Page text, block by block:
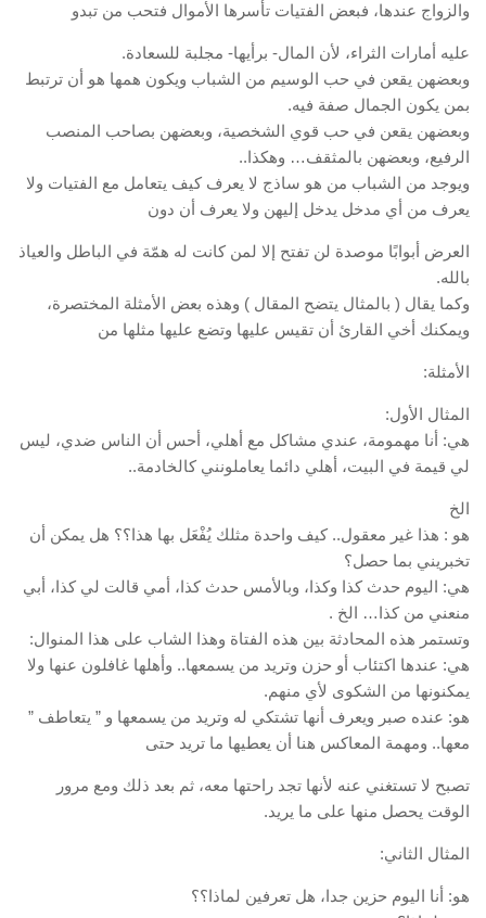
والزواج عندها، فبعض الفتيات تأسرها الأموال فتحب من تبدو
عليه أمارات الثراء، لأن المال- برأيها- مجلبة للسعادة.
وبعضهن يقعن في حب الوسيم من الشباب ويكون همها هو أن ترتبط
بمن يكون الجمال صفة فيه.
وبعضهن يقعن في حب قوي الشخصية، وبعضهن بصاحب المنصب
الرفيع، وبعضهن بالمثقف… وهكذا..
ويوجد من الشباب من هو ساذج لا يعرف كيف يتعامل مع الفتيات ولا
يعرف من أي مدخل يدخل إليهن ولا يعرف أن دون
العرض أبوابًا موصدة لن تفتح إلا لمن كانت له همّة في الباطل والعياذ
بالله.
وكما يقال ( بالمثال يتضح المقال ) وهذه بعض الأمثلة المختصرة،
ويمكنك أخي القارئ أن تقيس عليها وتضع عليها مثلها من
الأمثلة:
المثال الأول:
هي: أنا مهمومة، عندي مشاكل مع أهلي، أحس أن الناس ضدي، ليس
لي قيمة في البيت، أهلي دائما يعاملونني كالخادمة..
الخ
هو : هذا غير معقول.. كيف واحدة مثلك يُفْعَل بها هذا؟؟ هل يمكن أن
تخبريني بما حصل؟
هي: اليوم حدث كذا وكذا، وبالأمس حدث كذا، أمي قالت لي كذا، أبي
منعني من كذا… الخ .
وتستمر هذه المحادثة بين هذه الفتاة وهذا الشاب على هذا المنوال:
هي: عندها اكتئاب أو حزن وتريد من يسمعها.. وأهلها غافلون عنها ولا
يمكنونها من الشكوى لأي منهم.
هو: عنده صبر ويعرف أنها تشتكي له وتريد من يسمعها و ” يتعاطف ”
معها.. ومهمة المعاكس هنا أن يعطيها ما تريد حتى
تصبح لا تستغني عنه لأنها تجد راحتها معه، ثم بعد ذلك ومع مرور
الوقت يحصل منها على ما يريد.
المثال الثاني:
هو: أنا اليوم حزين جدا، هل تعرفين لماذا؟؟